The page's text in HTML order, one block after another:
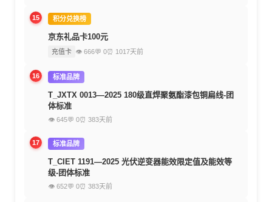
15 积分兑换榜
京东礼品卡100元
充值卡 👁 666💬 0⏰ 1017天前
16 标准品牌
T_JXTX 0013—2025 180级直焊聚氨酯漆包铜扁线-团
体标准
👁 645💬 0⏰ 383天前
17 标准品牌
T_CIET 1191—2025 光伏逆变器能效限定值及能效等
级-团体标准
👁 652💬 0⏰ 383天前